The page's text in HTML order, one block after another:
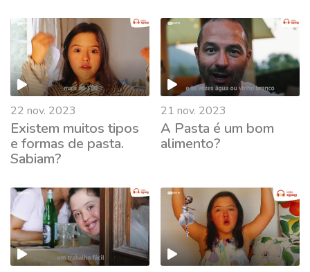
22 nov. 2023
Existem muitos tipos
e formas de pasta.
Sabiam?
21 nov. 2023
A Pasta é um bom
alimento?